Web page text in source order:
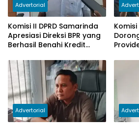
Advertorial
Komisi II DPRD Samarinda
Apresiasi Direksi BPR yang
Berhasil Benahi Kredit
Komisi
Advertorial